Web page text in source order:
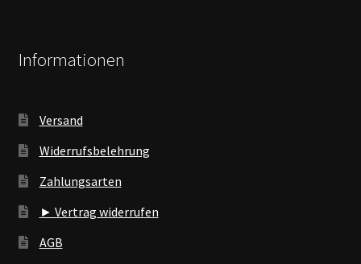
Informationen
Versand
Widerrufsbelehrung
Zahlungsarten
► Vertrag widerrufen
AGB